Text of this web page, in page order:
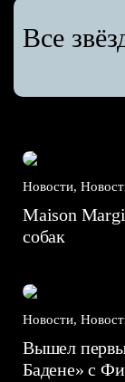
Все
Новости,
Maison
собак
Новости,
Вышел
Бадене» с